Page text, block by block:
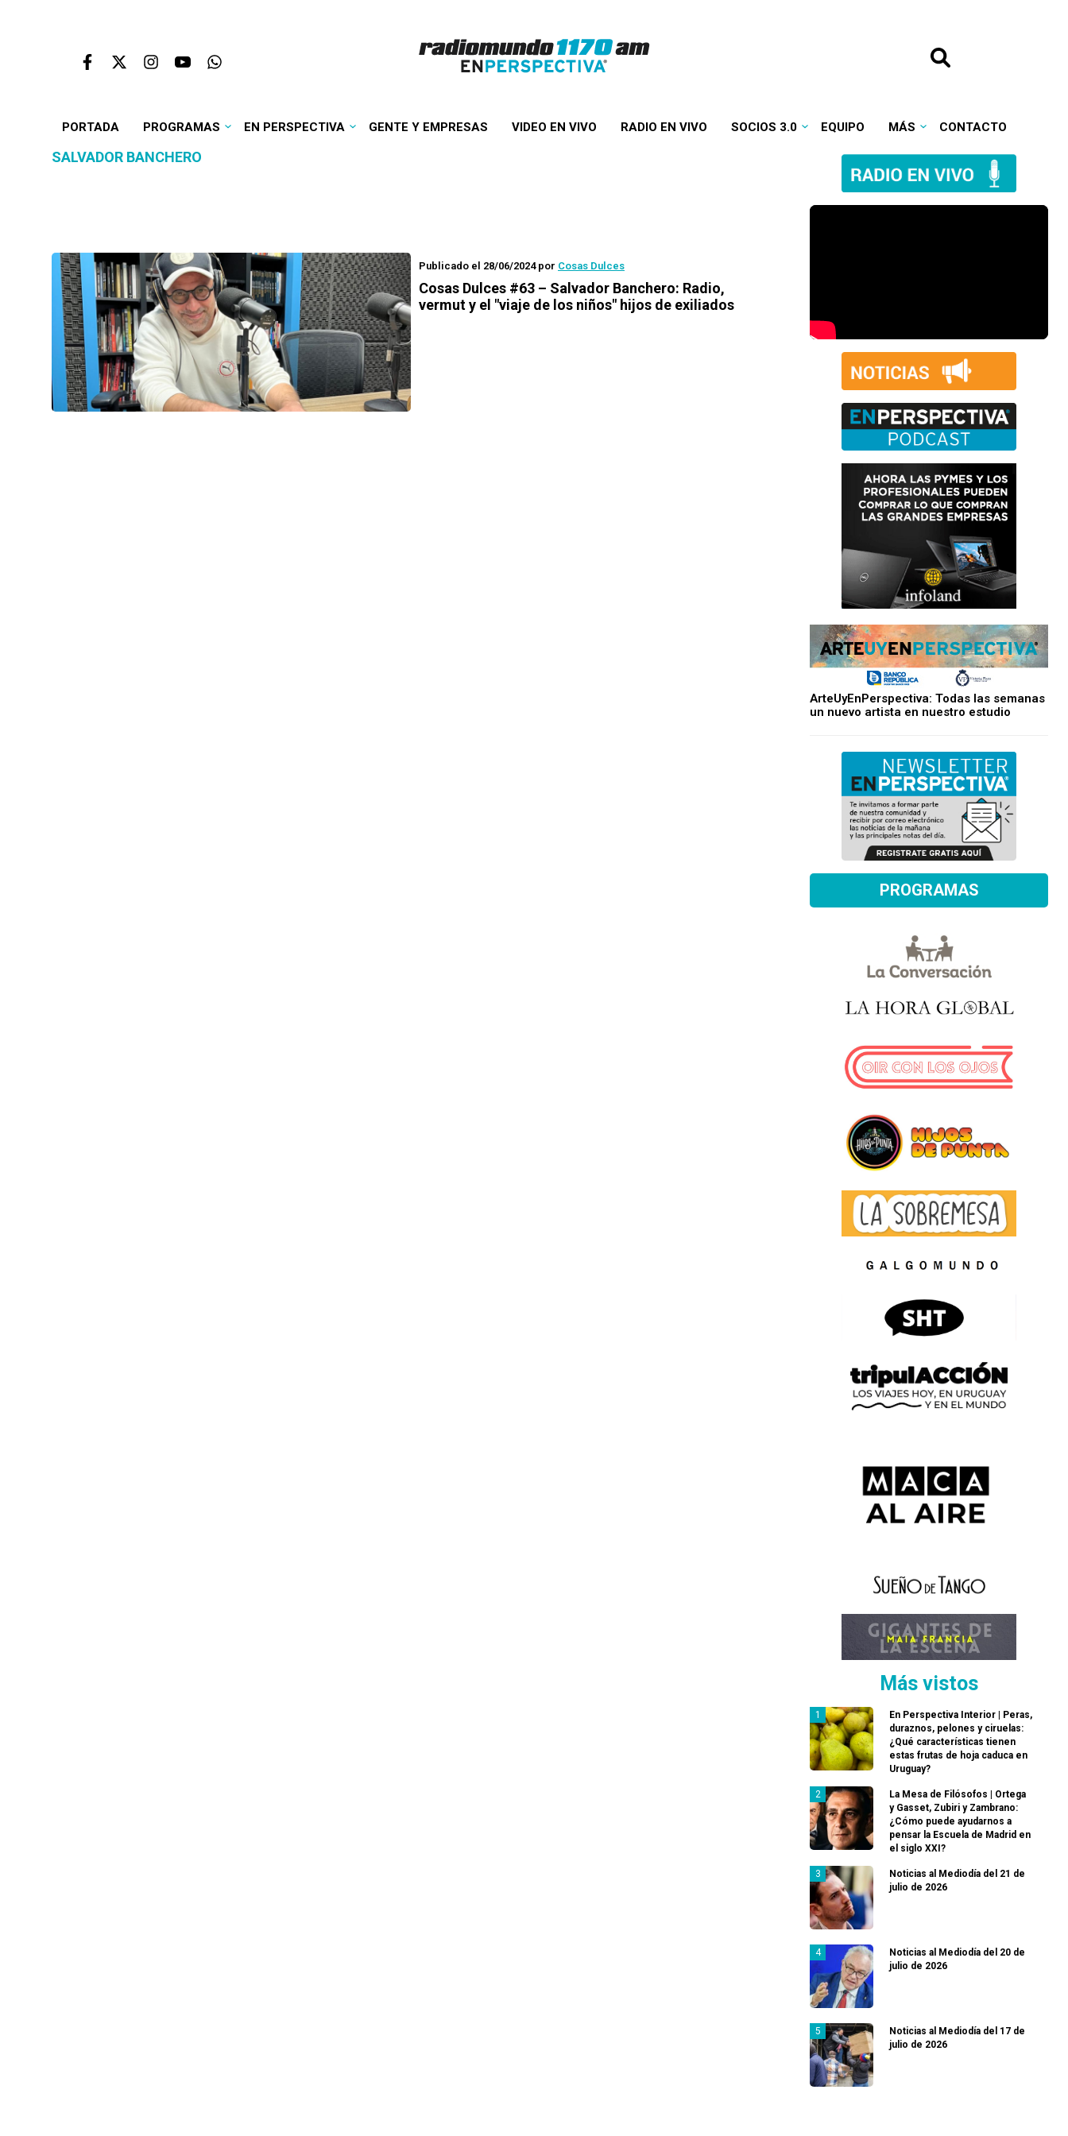
PORTADA PROGRAMAS EN PERSPECTIVA GENTE Y EMPRESAS VIDEO EN VIVO RADIO EN VIVO SOCIOS 3.0 EQUIPO MÁS CONTACTO
SALVADOR BANCHERO
Publicado el 28/06/2024por Cosas Dulces
Cosas Dulces #63 – Salvador Banchero: Radio,
vermut y el "viaje de los niños" hijos de exiliados
ArteUyEnPerspectiva: Todas las semanas
un nuevo artista en nuestro estudio
PROGRAMAS
Más vistos
En Perspectiva Interior | Peras,
duraznos, pelones y ciruelas:
¿Qué características tienen
estas frutas de hoja caduca en
Uruguay?
La Mesa de Filósofos | Ortega
y Gasset, Zubiri y Zambrano:
¿Cómo puede ayudarnos a
pensar la Escuela de Madrid en
el siglo XXI?
Noticias al Mediodía del 21 de
julio de 2026
Noticias al Mediodía del 20 de
julio de 2026
Noticias al Mediodía del 17 de
julio de 2026